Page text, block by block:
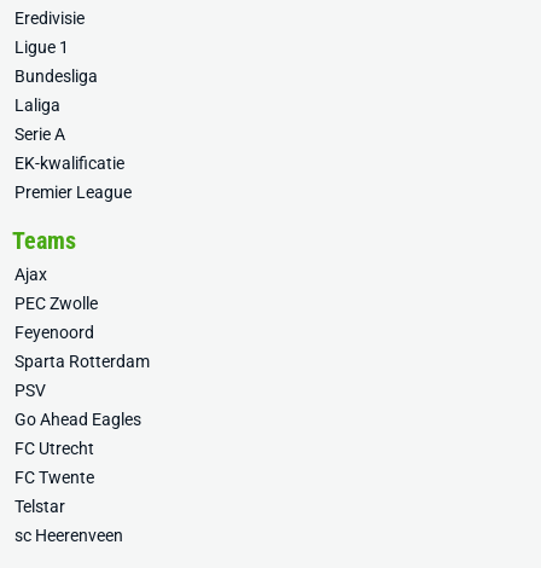
Eredivisie
Ligue 1
Bundesliga
Laliga
Serie A
EK-kwalificatie
Premier League
Teams
Ajax
PEC Zwolle
Feyenoord
Sparta Rotterdam
PSV
Go Ahead Eagles
FC Utrecht
FC Twente
Telstar
sc Heerenveen